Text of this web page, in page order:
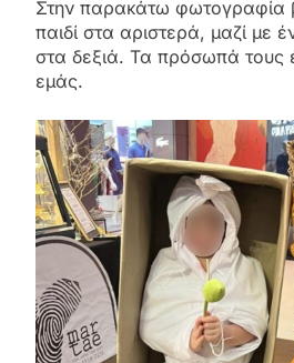
Στην παρακάτω φωτογραφία
παιδί στα αριστερά, μαζί με
στα δεξιά. Τα πρόσωπά τους
εμάς.